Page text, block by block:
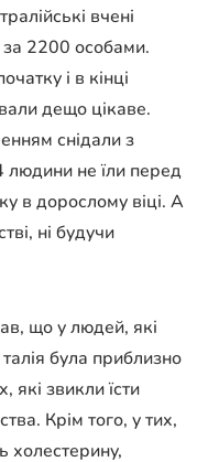
вчені
за 2200 особами.
і в кінці
дещо цікаве.
снідали з
людини не їли перед
в дорослому віці. А
ні будучи
що у людей, які
талія була приблизно
які звикли їсти
Крім того, у тих,
холестерину,